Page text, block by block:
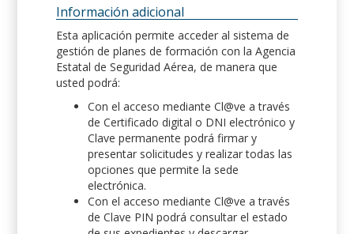
Información adicional
Esta aplicación permite acceder al sistema de
gestión de planes de formación con la Agencia
Estatal de Seguridad Aérea, de manera que
usted podrá:
Con el acceso mediante Cl@ve a través
de Certificado digital o DNI electrónico y
Clave permanente podrá firmar y
presentar solicitudes y realizar todas las
opciones que permite la sede
electrónica.
Con el acceso mediante Cl@ve a través
de Clave PIN podrá consultar el estado